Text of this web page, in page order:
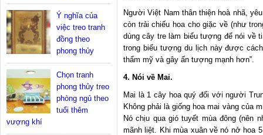
Người Việt Nam thân thiện hoà nhã,
còn trải chiếu hoa cho giặc về (như
dùng cây tre làm biểu tượng để nói về
trong biểu tượng du lịch này được
thẩm mỹ và gây ấn tượng mạnh hơn”.
4. Nói về Mai.
Mai là 1 cây hoa quý đối với người
Không phải là giống hoa mai vàng của
Nó chịu qua gió tuyết mùa đông (nên
mãnh liệt. Khi mùa xuân về nó nở hoa
Ý nghĩa của
việc treo tranh
đồng theo
phong thủy
Chọn tranh
phong thủy treo
phòng ngủ theo
tuổi thêm
vượng khí